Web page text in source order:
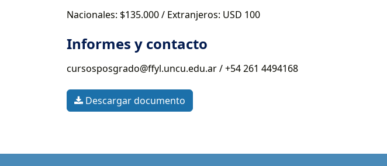
Nacionales: $135.000 / Extranjeros: USD 100
Informes y contacto
cursosposgrado@ffyl.uncu.edu.ar / +54 261 4494168
Descargar documento